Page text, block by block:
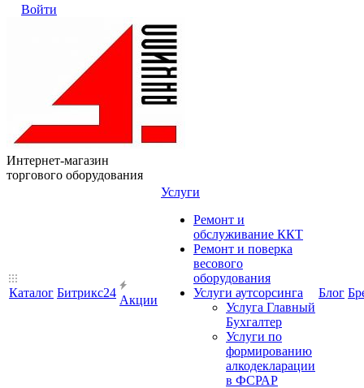
Войти
Интернет-магазин
торгового оборудования
Каталог Битрикс24
Акции
Услуги
Ремонт и
обслуживание ККТ
Ремонт и поверка
весового
оборудования
Услуги аутсорсинга
Услуга Главный
Бухгалтер
Услуги по
формированию
алкодекларации
в ФСРАР
Блог